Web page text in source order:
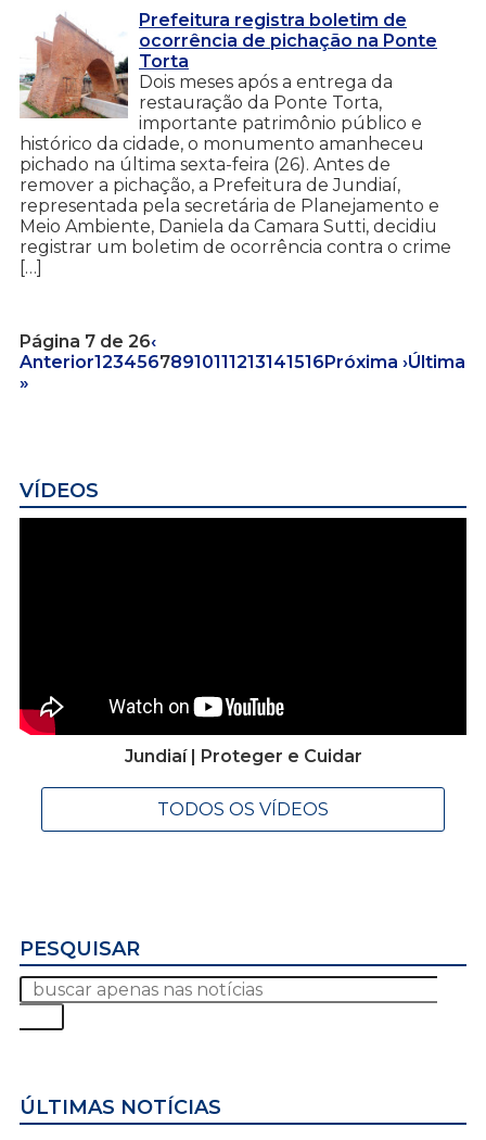
Prefeitura registra boletim de
ocorrência de pichação na Ponte
Torta
Dois meses após a entrega da
restauração da Ponte Torta,
importante patrimônio público e
histórico da cidade, o monumento amanheceu
pichado na última sexta-feira (26). Antes de
remover a pichação, a Prefeitura de Jundiaí,
representada pela secretária de Planejamento e
Meio Ambiente, Daniela da Camara Sutti, decidiu
registrar um boletim de ocorrência contra o crime
[…]
Página 7 de 26‹
Anterior12345678910111213141516Próxima ›Última
»
VÍDEOS
Jundiaí | Proteger e Cuidar
TODOS OS VÍDEOS
PESQUISAR
ÚLTIMAS NOTÍCIAS